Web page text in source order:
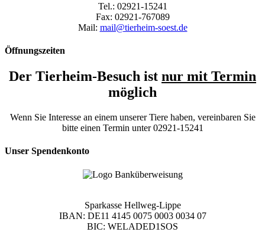
Tel.: 02921-15241
Fax: 02921-767089
Mail: mail@tierheim-soest.de
Öffnungszeiten
Der Tierheim-Besuch ist nur mit Termin
möglich
Wenn Sie Interesse an einem unserer Tiere haben, vereinbaren Sie
bitte einen Termin unter 02921-15241
Unser Spendenkonto
Sparkasse Hellweg-Lippe
IBAN: DE11 4145 0075 0003 0034 07
BIC: WELADED1SOS